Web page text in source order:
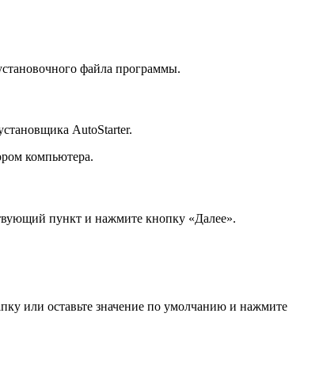
файла программы.
AutoStarter.
компьютера.
пункт и нажмите кнопку «Далее».
или оставьте значение по умолчанию и нажмите